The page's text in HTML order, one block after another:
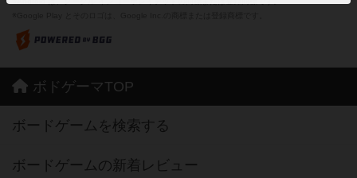
ボドゲーマTOP
ボードゲームを検索する
ボードゲームの新着レビュー